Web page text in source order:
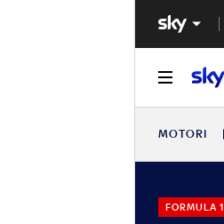
MOTORI
FORMULA 1